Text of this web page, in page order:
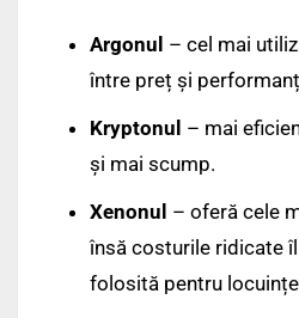
Argonul – cel mai
între preț și
Kryptonul – mai
și mai scump.
Xenonul – oferă cele
însă costurile ridicate
folosită pentru